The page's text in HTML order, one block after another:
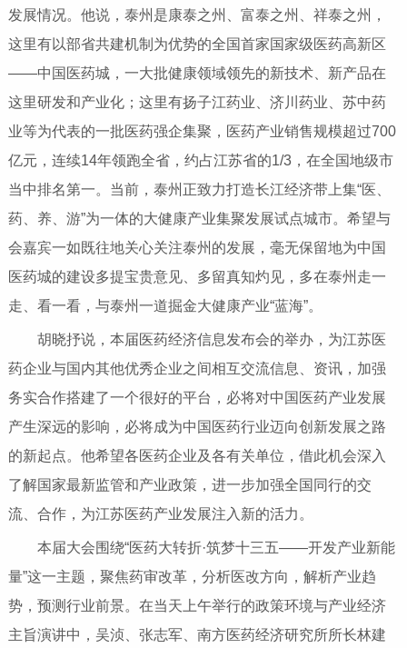
发展情况。他说，泰州是康泰之州、富泰之州、祥泰之州，
这里有以部省共建机制为优势的全国首家国家级医药高新区
——中国医药城，一大批健康领域领先的新技术、新产品在
这里研发和产业化；这里有扬子江药业、济川药业、苏中药
业等为代表的一批医药强企集聚，医药产业销售规模超过700
亿元，连续14年领跑全省，约占江苏省的1/3，在全国地级市
当中排名第一。当前，泰州正致力打造长江经济带上集“医、
药、养、游”为一体的大健康产业集聚发展试点城市。希望与
会嘉宾一如既往地关心关注泰州的发展，毫无保留地为中国
医药城的建设多提宝贵意见、多留真知灼见，多在泰州走一
走、看一看，与泰州一道掘金大健康产业“蓝海”。
胡晓抒说，本届医药经济信息发布会的举办，为江苏医
药企业与国内其他优秀企业之间相互交流信息、资讯，加强
务实合作搭建了一个很好的平台，必将对中国医药产业发展
产生深远的影响，必将成为中国医药行业迈向创新发展之路
的新起点。他希望各医药企业及各有关单位，借此机会深入
了解国家最新监管和产业政策，进一步加强全国同行的交
流、合作，为江苏医药产业发展注入新的活力。
本届大会围绕“医药大转折·筑梦十三五——开发产业新能
量”这一主题，聚焦药审改革，分析医改方向，解析产业趋
势，预测行业前景。在当天上午举行的政策环境与产业经济
主旨演讲中，吴浈、张志军、南方医药经济研究所所长林建